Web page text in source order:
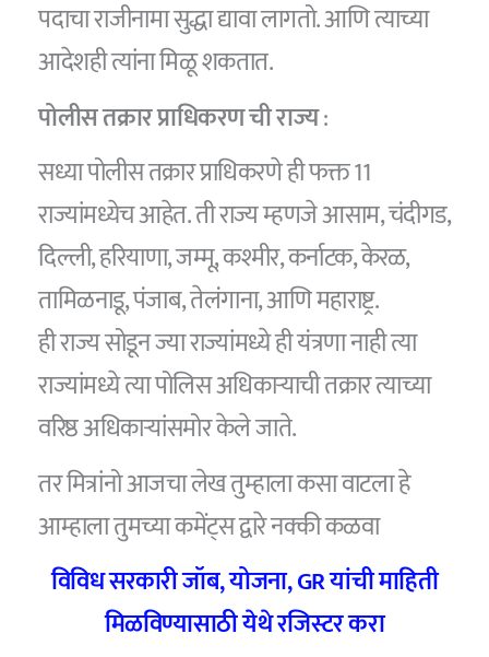
पदाचा राजीनामा सुद्धा द्यावा लागतो. आणि त्याच्या
आदेशही त्यांना मिळू शकतात.
पोलीस तक्रार प्राधिकरण ची राज्य:
सध्या पोलीस तक्रार प्राधिकरणे ही फक्त 11
राज्यांमध्येच आहेत. ती राज्य म्हणजे आसाम, चंदीगड,
दिल्ली, हरियाणा, जम्मू, कश्मीर, कर्नाटक, केरळ,
तामिळनाडू, पंजाब, तेलंगाना, आणि महाराष्ट्र.
ही राज्य सोडून ज्या राज्यांमध्ये ही यंत्रणा नाही त्या
राज्यांमध्ये त्या पोलिस अधिकाऱ्याची तक्रार त्याच्या
वरिष्ठ अधिकाऱ्यांसमोर केले जाते.
तर मित्रांनो आजचा लेख तुम्हाला कसा वाटला हे
आम्हाला तुमच्या कमेंट्स द्वारे नक्की कळवा
विविध सरकारी जॉब, योजना, GR यांची माहिती
मिळविण्यासाठी येथे रजिस्टर करा